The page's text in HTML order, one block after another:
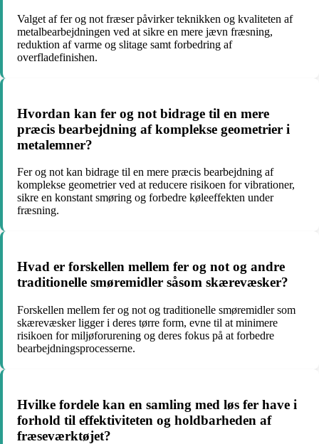
Valget af fer og not fræser påvirker teknikken og kvaliteten af
metalbearbejdningen ved at sikre en mere jævn fræsning,
reduktion af varme og slitage samt forbedring af
overfladefinishen.
Hvordan kan fer og not bidrage til en mere
præcis bearbejdning af komplekse geometrier i
metalemner?
Fer og not kan bidrage til en mere præcis bearbejdning af
komplekse geometrier ved at reducere risikoen for vibrationer,
sikre en konstant smøring og forbedre køleeffekten under
fræsning.
Hvad er forskellen mellem fer og not og andre
traditionelle smøremidler såsom skærevæsker?
Forskellen mellem fer og not og traditionelle smøremidler som
skærevæsker ligger i deres tørre form, evne til at minimere
risikoen for miljøforurening og deres fokus på at forbedre
bearbejdningsprocesserne.
Hvilke fordele kan en samling med løs fer have i
forhold til effektiviteten og holdbarheden af
fræseværktøjet?